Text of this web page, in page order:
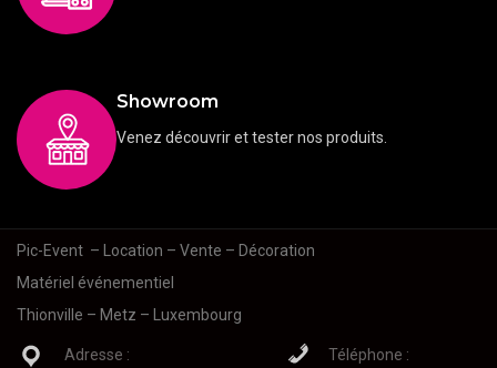
Showroom
Venez découvrir et tester nos produits.
Pic-Event – Location – Vente – Décoration
Matériel événementiel
Thionville – Metz – Luxembourg
Adresse :
Téléphone :